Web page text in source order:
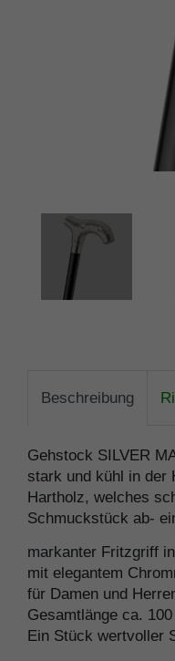
Beschreibung
Gehstock SILVER
stark und kühl in der
Hartholz, welches
Schmuckstück ab-
markanter Fritzgriff
mit elegantem
für Damen und
Gesamtlänge ca.
Ein Stück wertvoller